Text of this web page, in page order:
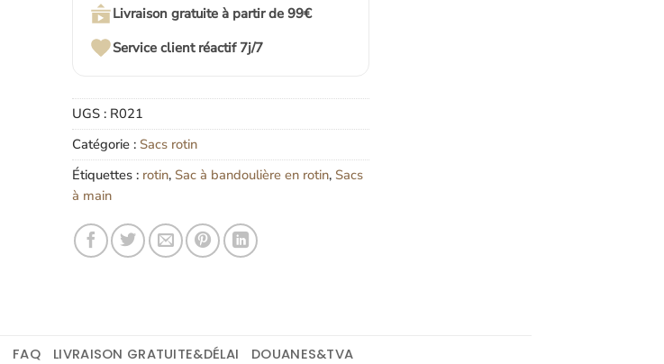
Livraison gratuite à partir de 99€
Service client réactif 7j/7
UGS : R021
Catégorie : Sacs rotin
Étiquettes : rotin, Sac à bandoulière en rotin, Sacs
à main
FAQ LIVRAISON GRATUITE&DÉLAI DOUANES&TVA